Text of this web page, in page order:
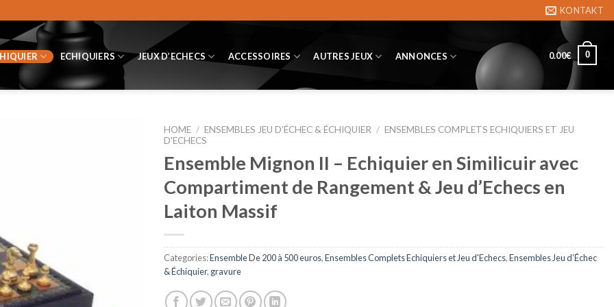
KONTAKT
ECHIQUIERS JEUX D’ECHECS ACCESSOIRES AUTRES JEUX ANNONCES 0.00€ 0
HOME / ENSEMBLES JEU D’ÉCHEC & ÉCHIQUIER / ENSEMBLES COMPLETS ECHIQUIERS ET JEU
D'ECHECS
Ensemble Mignon II – Echiquier en Similicuir avec
Compartiment de Rangement & Jeu d’Echecs en
Laiton Massif
Categories:Ensemble De 200 à 500 euros,Ensembles Complets Echiquiers et Jeu d'Echecs,Ensembles Jeu d’Échec
& Échiquier, gravure